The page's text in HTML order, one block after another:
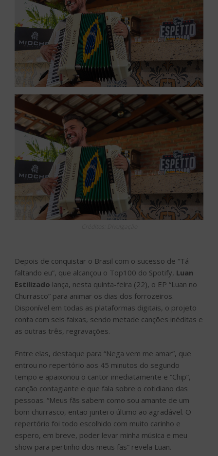
Depois de conquistar o Brasil com o sucesso de “Tá
faltando eu”, que alcançou o Top100 do Spotify, Luan
Estilizado lança, nesta quinta-feira (22), o EP “Luan no
Churrasco” para animar os dias dos forrozeiros.
Disponível em todas as plataformas digitais, o projeto
conta com seis faixas, sendo metade canções inéditas e
as outras três, regravações.
Entre elas, destaque para “Nega vem me amar”, que
entrou no repertório aos 45 minutos do segundo
tempo e apaixonou o cantor imediatamente e “Chip”,
canção contagiante e que fala sobre o cotidiano das
pessoas. “Meus fãs sabem como sou amante de um
bom churrasco, então juntei o último ao agradável. O
repertório foi todo escolhido com muito carinho e
espero, em breve, poder levar minha música e meu
show para pertinho dos meus fãs” revela Luan.